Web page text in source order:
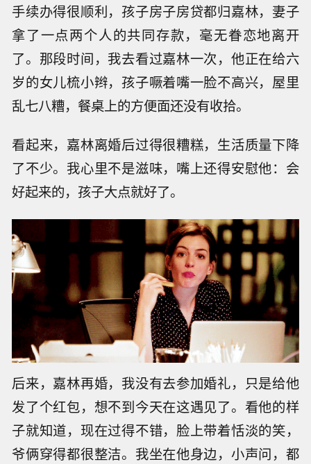
手续办得很顺利，孩子房子房贷都归嘉林，妻子
拿了一点两个人的共同存款，毫无眷恋地离开
了。那段时间，我去看过嘉林一次，他正在给六
岁的女儿梳小辫，孩子噘着嘴一脸不高兴，屋里
乱七八糟，餐桌上的方便面还没有收拾。
看起来，嘉林离婚后过得很糟糕，生活质量下降
了不少。我心里不是滋味，嘴上还得安慰他：会
好起来的，孩子大点就好了。
后来，嘉林再婚，我没有去参加婚礼，只是给他
发了个红包，想不到今天在这遇见了。看他的样
子就知道，现在过得不错，脸上带着恬淡的笑，
爷俩穿得都很整洁。我坐在他身边，小声问，都